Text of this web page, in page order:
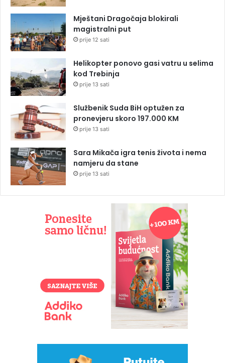
Mještani Dragočaja blokirali
magistralni put
prije 12 sati
Helikopter ponovo gasi vatru u selima
kod Trebinja
prije 13 sati
Službenik Suda BiH optužen za
pronevjeru skoro 197.000 KM
prije 13 sati
Sara Mikača igra tenis života i nema
namjeru da stane
prije 13 sati